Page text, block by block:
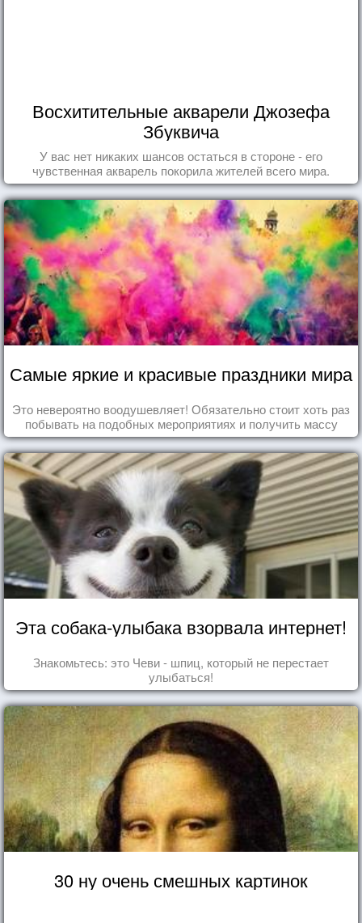
Восхитительные акварели Джозефа
Збуквича
У вас нет никаких шансов остаться в стороне - его
чувственная акварель покорила жителей всего мира.
Самые яркие и красивые праздники мира
Это невероятно воодушевляет! Обязательно стоит хоть раз
побывать на подобных мероприятиях и получить массу
впечатлений!
Эта собака-улыбака взорвала интернет!
Знакомьтесь: это Чеви - шпиц, который не перестает
улыбаться!
30 ну очень смешных картинок